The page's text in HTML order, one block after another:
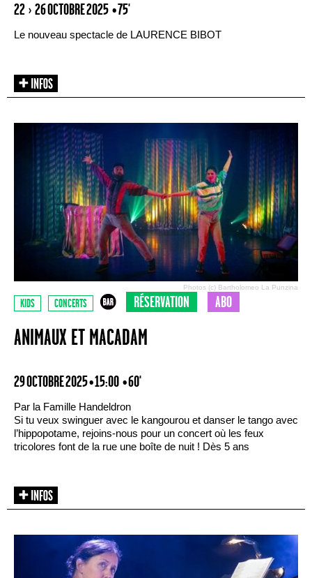
22 › 26 OCTOBRE 2025 • 75'
Le nouveau spectacle de LAURENCE BIBOT
Photos (c) Bartholomeo La Punzina
KIDS CONCERTS RÉSERVATION ABO
ANIMAUX ET MACADAM
29 OCTOBRE 2025 • 15:00 • 60'
Par la Famille Handeldron
Si tu veux swinguer avec le kangourou et danser le tango avec
l’hippopotame, rejoins-nous pour un concert où les feux
tricolores font de la rue une boîte de nuit ! Dès 5 ans